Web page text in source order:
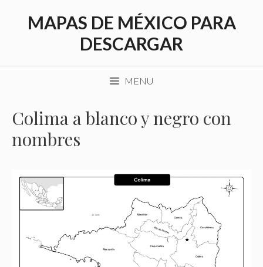
MAPAS DE MÉXICO PARA
DESCARGAR
MENU
Colima a blanco y negro con
nombres